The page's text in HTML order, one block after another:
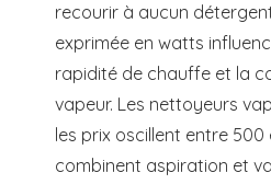
recourir à aucun
exprimée en watts
rapidité de chauffe et la
vapeur. Les nettoyeurs
les prix oscillent entre
combinent aspiration et